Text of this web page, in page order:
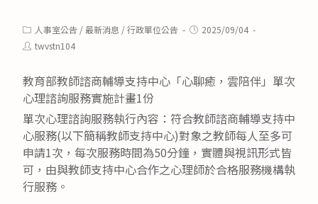
Post
category:
人事室公告 /最新消息 /行政單位公告
Post2025/09/04
Posttwvstn104
教育部教師諮商輔導支持中心「心聊癒，雲陪伴」單次
心理諮詢服務實施計畫1份
單次心理諮詢服務執行內容：符合教師諮商輔導支持中
心服務(以下簡稱教師支持中心)對象之教師每人至多可
申請1次，每次服務時間為50分鐘，實體與視訊形式皆
可，由與教師支持中心合作之心理師於合格服務機構執
行服務。